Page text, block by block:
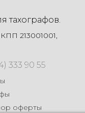
тахографов.
213001001,
333 90 55
оферты